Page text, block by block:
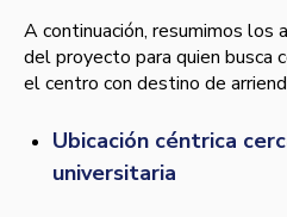
A continuación, resumimos
del proyecto para quien busca
el centro con destino de
Ubicación céntrica
universitaria